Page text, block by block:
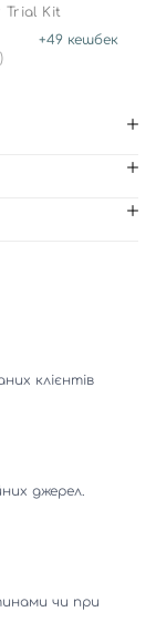
Trial Kit
+49 кешбек
клієнтів
джерел.
чи при